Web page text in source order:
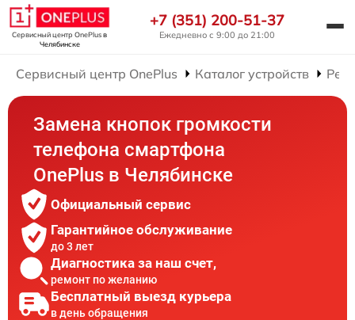
Сервисный центр OnePlusв
Челябинске
+7 (351) 200-51-37
Ежедневно с 9:00 до 21:00
Сервисный центр OnePlus Каталог устройств
Замена кнопок громкости
телефона смартфона
OnePlus в Челябинске
Официальный сервис
Гарантийное обслуживание
до 3 лет
Диагностика за наш счет,
ремонт по желанию
Бесплатный выезд курьера
в день обращения